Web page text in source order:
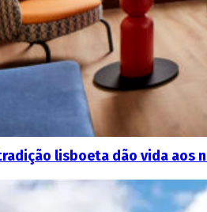
lisboeta dão vida